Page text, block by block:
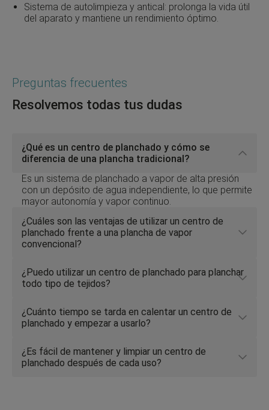
Sistema de autolimpieza y antical: prolonga la vida útil
del aparato y mantiene un rendimiento óptimo.
Preguntas frecuentes
Resolvemos todas tus dudas
¿Qué es un centro de planchado y cómo se
diferencia de una plancha tradicional?
Click to toggle answer
Es un sistema de planchado a vapor de alta presión
con un depósito de agua independiente, lo que permite
mayor autonomía y vapor continuo.
¿Cuáles son las ventajas de utilizar un centro de
planchado frente a una plancha de vapor
convencional?
Click to toggle answer
¿Puedo utilizar un centro de planchado para planchar
todo tipo de tejidos?
Click to toggle answer
¿Cuánto tiempo se tarda en calentar un centro de
planchado y empezar a usarlo?
Click to toggle answer
¿Es fácil de mantener y limpiar un centro de
planchado después de cada uso?
Click to toggle answer